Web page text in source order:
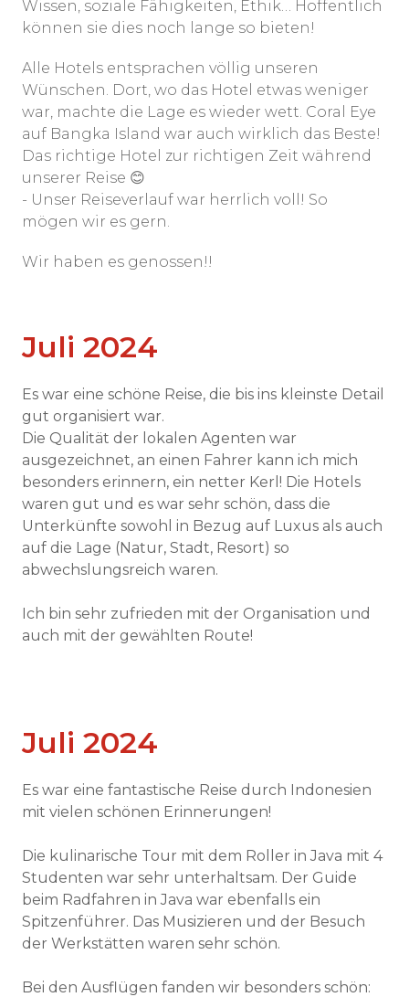
Wissen, soziale Fähigkeiten, Ethik… Hoffentlich
können sie dies noch lange so bieten!
Alle Hotels entsprachen völlig unseren
Wünschen. Dort, wo das Hotel etwas weniger
war, machte die Lage es wieder wett. Coral Eye
auf Bangka Island war auch wirklich das Beste!
Das richtige Hotel zur richtigen Zeit während
unserer Reise 😊
- Unser Reiseverlauf war herrlich voll! So
mögen wir es gern.
Wir haben es genossen!!
Juli 2024
Es war eine schöne Reise, die bis ins kleinste Detail
gut organisiert war.
Die Qualität der lokalen Agenten war
ausgezeichnet, an einen Fahrer kann ich mich
besonders erinnern, ein netter Kerl! Die Hotels
waren gut und es war sehr schön, dass die
Unterkünfte sowohl in Bezug auf Luxus als auch
auf die Lage (Natur, Stadt, Resort) so
abwechslungsreich waren.
Ich bin sehr zufrieden mit der Organisation und
auch mit der gewählten Route!
Juli 2024
Es war eine fantastische Reise durch Indonesien
mit vielen schönen Erinnerungen!
Die kulinarische Tour mit dem Roller in Java mit 4
Studenten war sehr unterhaltsam. Der Guide
beim Radfahren in Java war ebenfalls ein
Spitzenführer. Das Musizieren und der Besuch
der Werkstätten waren sehr schön.
Bei den Ausflügen fanden wir besonders schön: